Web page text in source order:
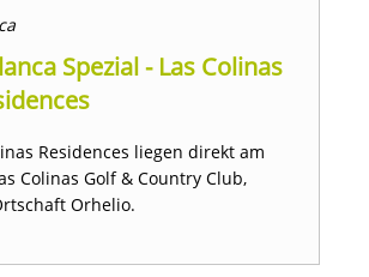
Spezial - Las Colinas
Residences liegen direkt am
Colinas Golf & Country Club,
Orhelio.